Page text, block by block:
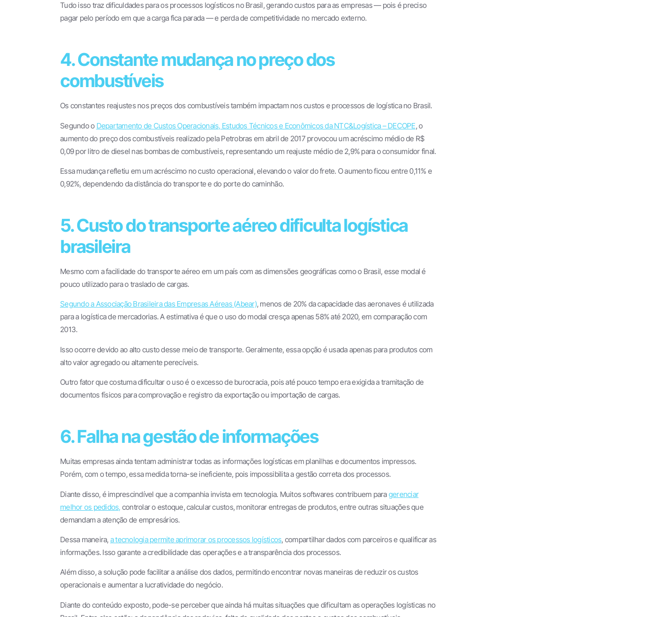
Tudo isso traz dificuldades para os processos logísticos no Brasil, gerando custos para as empresas — pois é preciso
pagar pelo período em que a carga fica parada — e perda de competitividade no mercado externo.
4. Constante mudança no preço dos
combustíveis
Os constantes reajustes nos preços dos combustíveis também impactam nos custos e processos de logística no Brasil.
Segundo o Departamento de Custos Operacionais, Estudos Técnicos e Econômicos da NTC&Logística – DECOPE, o
aumento do preço dos combustíveis realizado pela Petrobras em abril de 2017 provocou um acréscimo médio de R$
0,09 por litro de diesel nas bombas de combustíveis, representando um reajuste médio de 2,9% para o consumidor final.
Essa mudança refletiu em um acréscimo no custo operacional, elevando o valor do frete. O aumento ficou entre 0,11% e
0,92%, dependendo da distância do transporte e do porte do caminhão.
5. Custo do transporte aéreo dificulta logística
brasileira
Mesmo com a facilidade do transporte aéreo em um país com as dimensões geográficas como o Brasil, esse modal é
pouco utilizado para o traslado de cargas.
Segundo a Associação Brasileira das Empresas Aéreas (Abear), menos de 20% da capacidade das aeronaves é utilizada
para a logística de mercadorias. A estimativa é que o uso do modal cresça apenas 58% até 2020, em comparação com
2013.
Isso ocorre devido ao alto custo desse meio de transporte. Geralmente, essa opção é usada apenas para produtos com
alto valor agregado ou altamente perecíveis.
Outro fator que costuma dificultar o uso é o excesso de burocracia, pois até pouco tempo era exigida a tramitação de
documentos físicos para comprovação e registro da exportação ou importação de cargas.
6. Falha na gestão de informações
Muitas empresas ainda tentam administrar todas as informações logísticas em planilhas e documentos impressos.
Porém, com o tempo, essa medida torna-se ineficiente, pois impossibilita a gestão correta dos processos.
Diante disso, é imprescindível que a companhia invista em tecnologia. Muitos softwares contribuem paragerenciar
melhor os pedidos, controlar o estoque, calcular custos, monitorar entregas de produtos, entre outras situações que
demandam a atenção de empresários.
Dessa maneira, a tecnologia permite aprimorar os processos logísticos, compartilhar dados com parceiros e qualificar as
informações. Isso garante a credibilidade das operações e a transparência dos processos.
Além disso, a solução pode facilitar a análise dos dados, permitindo encontrar novas maneiras de reduzir os custos
operacionais e aumentar a lucratividade do negócio.
Diante do conteúdo exposto, pode-se perceber que ainda há muitas situações que dificultam as operações logísticas no